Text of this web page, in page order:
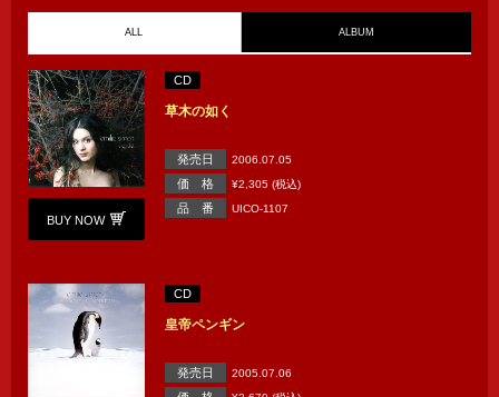
ALL ALBUM
BUY NOW
CD
草木の如く
発売日 2006.07.05
価 格 ¥2,305 (税込)
品 番 UICO-1107
CD
皇帝ペンギン
発売日 2005.07.06